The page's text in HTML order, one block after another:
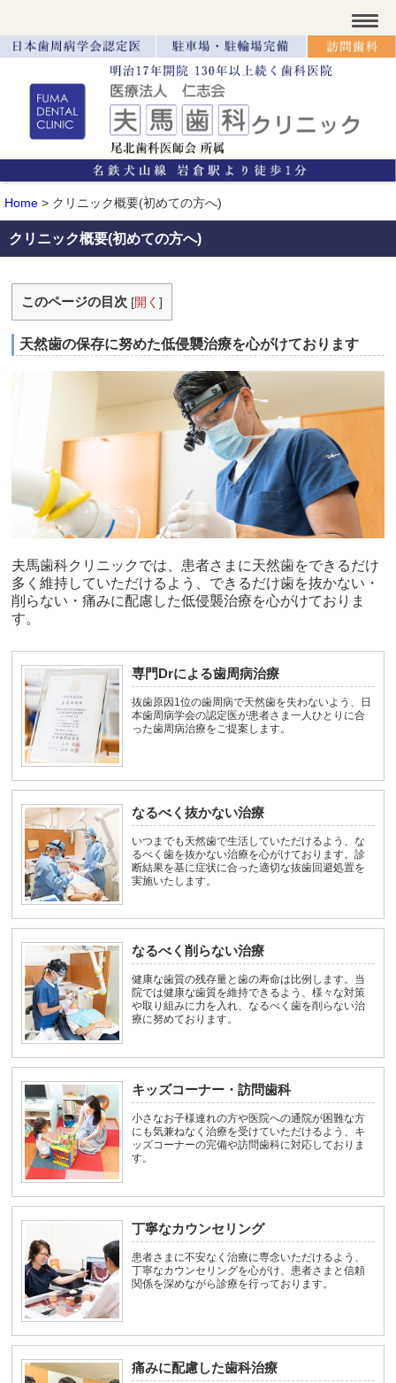
Home > クリニック概要(初めての方へ)
クリニック概要(初めての方へ)
このページの目次 [開く]
天然歯の保存に努めた低侵襲治療を心がけております
夫馬歯科クリニックでは、患者さまに天然歯をできるだけ
多く維持していただけるよう、できるだけ歯を抜かない・
削らない・痛みに配慮した低侵襲治療を心がけておりま
す。
専門Drによる歯周病治療
抜歯原因1位の歯周病で天然歯を失わないよう、日
本歯周病学会の認定医が患者さま一人ひとりに合
った歯周病治療をご提案します。
なるべく抜かない治療
いつまでも天然歯で生活していただけるよう、な
るべく歯を抜かない治療を心がけております。診
断結果を基に症状に合った適切な抜歯回避処置を
実施いたします。
なるべく削らない治療
健康な歯質の残存量と歯の寿命は比例します。当
院では健康な歯質を維持できるよう、様々な対策
や取り組みに力を入れ、なるべく歯を削らない治
療に努めております。
キッズコーナー・訪問歯科
小さなお子様連れの方や医院への通院が困難な方
にも気兼ねなく治療を受けていただけるよう、キ
ッズコーナーの完備や訪問歯科に対応しておりま
す。
丁寧なカウンセリング
患者さまに不安なく治療に専念いただけるよう、
丁寧なカウンセリングを心がけ、患者さまと信頼
関係を深めながら診療を行っております。
痛みに配慮した歯科治療